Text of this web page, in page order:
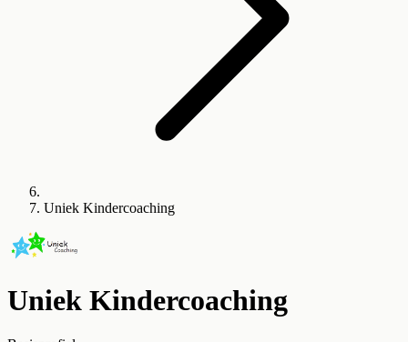
Uniek Kindercoaching
Uniek Kindercoaching